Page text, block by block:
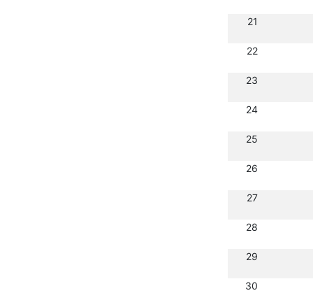
21
22
23
24
25
26
27
28
29
30